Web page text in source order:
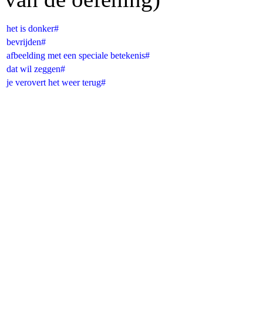
het is donker#
bevrijden#
afbeelding met een speciale betekenis#
dat wil zeggen#
je verovert het weer terug#